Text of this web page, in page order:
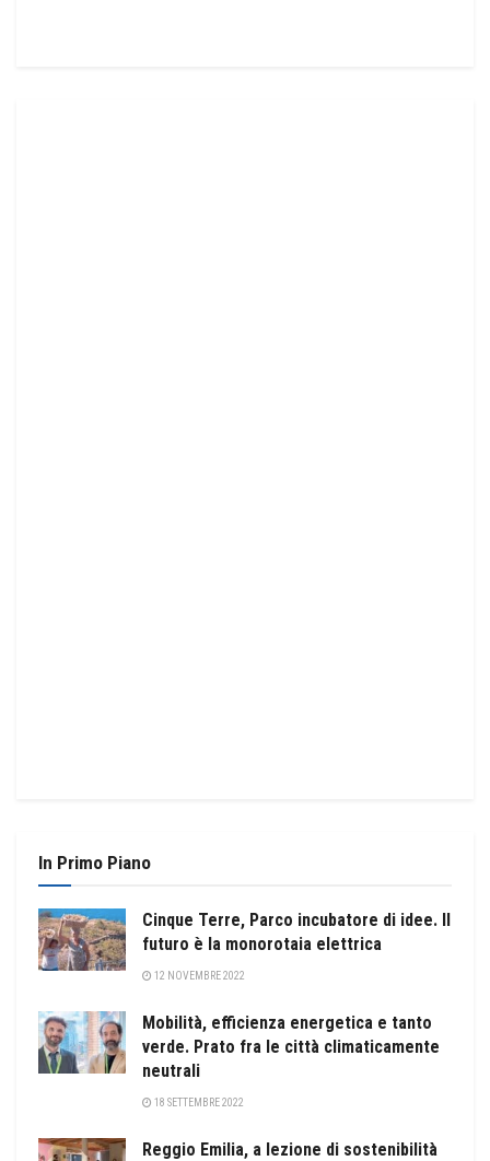
In Primo Piano
Cinque Terre, Parco incubatore di idee. Il
futuro è la monorotaia elettrica
12 NOVEMBRE 2022
Mobilità, efficienza energetica e tanto
verde. Prato fra le città climaticamente
neutrali
18 SETTEMBRE 2022
Reggio Emilia, a lezione di sostenibilità